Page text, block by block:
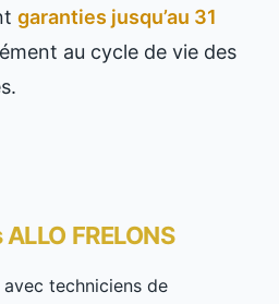
garanties jusqu’au 31
au cycle de vie des
FRELONS
avec techniciens de